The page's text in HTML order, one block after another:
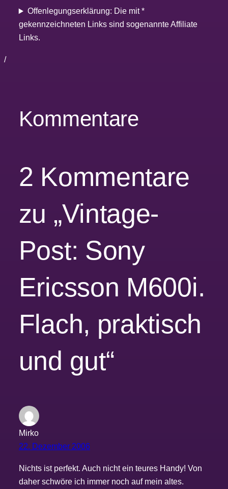
Offenlegungserklärung: Die mit *
gekennzeichneten Links sind sogenannte Affiliate
Links.
/
Kommentare
2 Kommentare
zu „Vintage-
Post: Sony
Ericsson M600i.
Flach, praktisch
und gut“
Mirko
22. Dezember 2006
Nichts ist perfekt. Auch nicht ein teures Handy! Von
daher schwöre ich immer noch auf mein altes.